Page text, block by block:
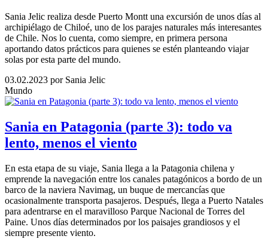
Sania Jelic realiza desde Puerto Montt una excursión de unos días al
archipiélago de Chiloé, uno de los parajes naturales más interesantes
de Chile. Nos lo cuenta, como siempre, en primera persona
aportando datos prácticos para quienes se estén planteando viajar
solas por esta parte del mundo.
03.02.2023 por Sania Jelic
Mundo
Sania en Patagonia (parte 3): todo va
lento, menos el viento
En esta etapa de su viaje, Sania llega a la Patagonia chilena y
emprende la navegación entre los canales patagónicos a bordo de un
barco de la naviera Navimag, un buque de mercancías que
ocasionalmente transporta pasajeros. Después, llega a Puerto Natales
para adentrarse en el maravilloso Parque Nacional de Torres del
Paine. Unos días determinados por los paisajes grandiosos y el
siempre presente viento.